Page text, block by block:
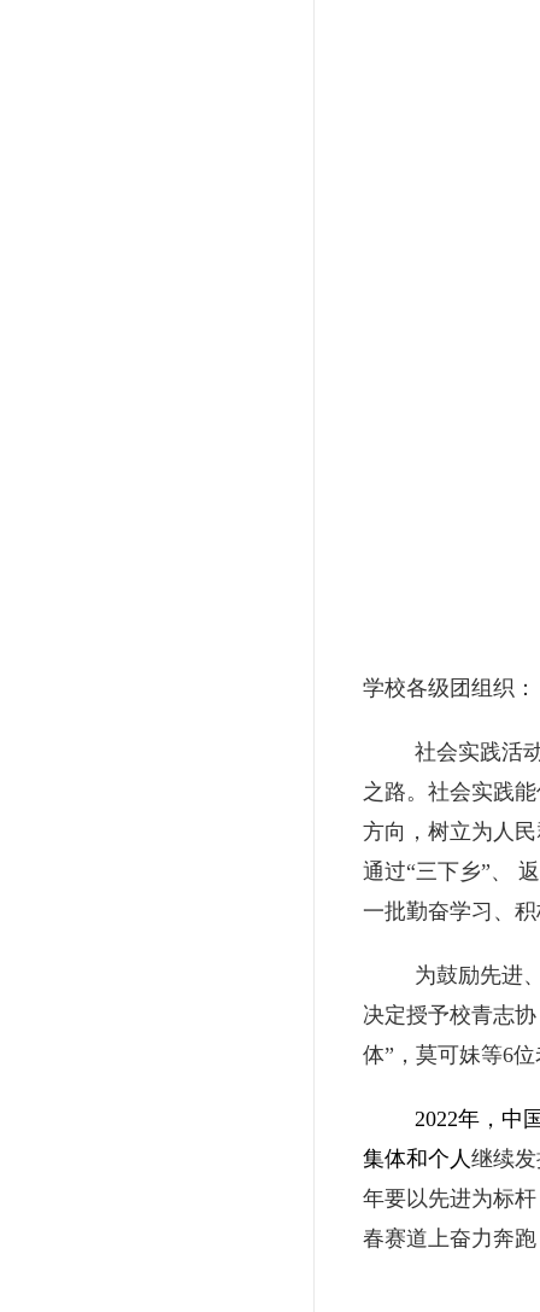
学校各级团组织：
社会实践活
之路。社会实践
方向，树立为人
通过“三下乡”、
一批勤奋学习、
为鼓励先进
决定授予校青志
体”，莫可妹等6
2022年，中
集体和个人继续
年要以先进为标
春赛道上奋力奔